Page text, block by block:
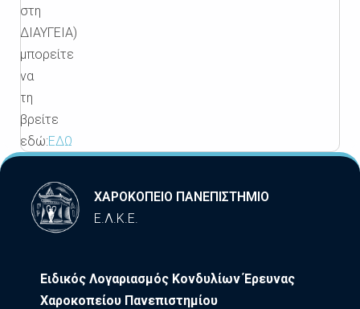
στη
ΔΙΑΥΓΕΙΑ)
μπορείτε
να
τη
βρείτε
εδώ:ΕΔΩ
ΧΑΡΟΚΟΠΕΙΟ ΠΑΝΕΠΙΣΤΗΜΙΟ
Ε.Λ.Κ.Ε.
Ειδικός Λογαριασμός Κονδυλίων Έρευνας
Χαροκοπείου Πανεπιστημίου